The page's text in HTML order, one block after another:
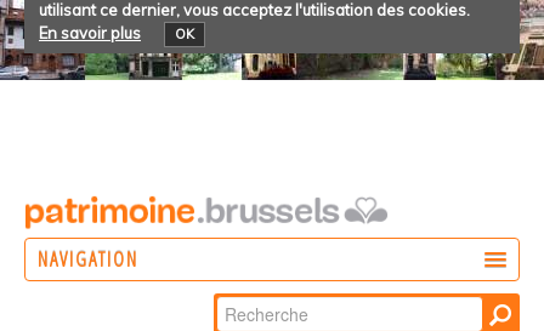
utilisant ce dernier, vous acceptez l'utilisation des cookies.
En savoir plus
OK
NAVIGATION
Chercher par